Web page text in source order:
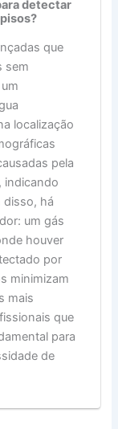
detectar
que
sem
localização
pela
indicando
disso, há
um gás
houver
por
minimizam
mais
que
para
de